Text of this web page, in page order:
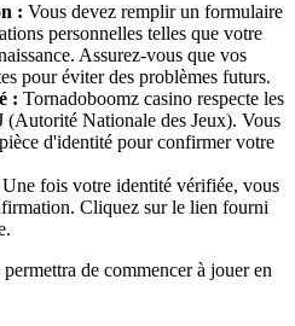
: Vous devez remplir un formulaire
personnelles telles que votre
Assurez-vous que vos
pour éviter des problèmes futurs.
: Tornadoboomz casino respecte les
(Autorité Nationale des Jeux). Vous
d'identité pour confirmer votre
Une fois votre identité vérifiée, vous
Cliquez sur le lien fourni
de commencer à jouer en